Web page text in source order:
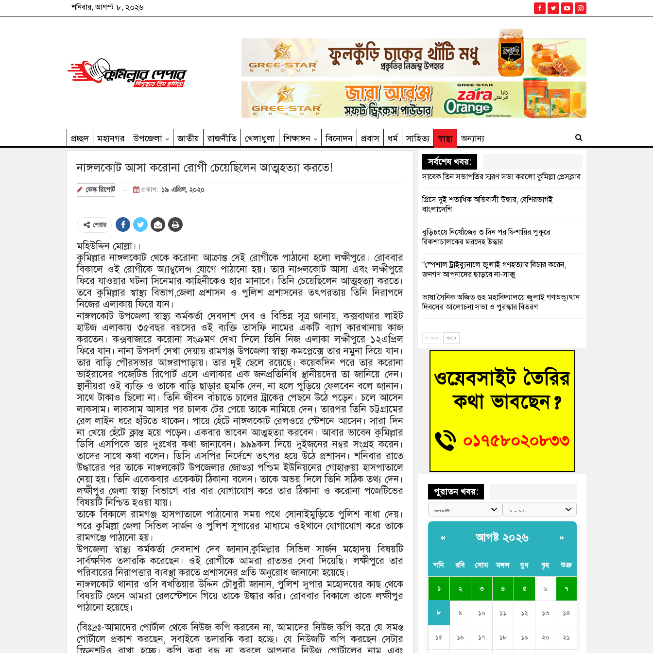
শনিবার, আগস্ট ৮, ২০২৬
প্রচ্ছদ মহানগর উপজেলা জাতীয় রাজনীতি খেলাধুলা শিক্ষাঙ্গন বিনোদন প্রবাস ধর্ম সাহিত‌্য স্বাস্থ্য
অন্যান্য
নাঙ্গলকোট আসা করোনা রোগী চেয়েছিলেন আত্মহত্যা করতে!
ডেস্ক রিপোর্ট প্রকাশ: ১৯ এপ্রিল, ২০২০
শেয়ার
মহিউদ্দিন মোল্লা।।
কুমিল্লার নাঙ্গলকোট থেকে করোনা আক্রান্ত সেই রোগীকে পাঠানো হলো লক্ষীপুরে। রোববার
বিকালে ওই রোগীকে অ্যাম্বুলেন্স যোগে পাঠানো হয়। তার নাঙ্গলকোট আসা এবং লক্ষীপুরে
ফিরে যাওয়ার ঘটনা সিনেমার কাহিনীকেও হার মানাবে। তিনি চেয়েছিলেন আত্মহত্যা করতে।
তবে কুমিল্লার স্বাস্থ্য বিভাগ,জেলা প্রশাসন ও পুলিশ প্রশাসনের তৎপরতায় তিনি নিরাপদে
নিজের এলাকায় ফিরে যান।
নাঙ্গলকোট উপজেলা স্বাস্থ্য কর্মকর্তা দেবদাশ দেব ও বিভিন্ন সূত্র জানায়, কক্সবাজার লাইট
হাউজ এলাকায় ৩৫বছর বয়সের ওই ব্যক্তি তাসফি নামের একটি ব্যাগ কারখানায় কাজ
করতেন। কক্সবাজারে করোনা সংক্রমণ দেখা দিলে তিনি নিজ এলাকা লক্ষীপুরে ১২এপ্রিল
ফিরে যান। নানা উপসর্গ দেখা দেয়ায় রামগঞ্জ উপজেলা স্বাস্থ্য কমপ্লেক্সে তার নমুনা দিয়ে যান।
তার বাড়ি পৌরসভার আঙ্গরাপাড়ায়। তার দুই ছেলে রয়েছে। কয়েকদিন পরে তার করোনা
ভাইরাসের পজেটিভ রিপোর্ট এলে এলাকার এক জনপ্রতিনিধি স্থানীয়দের তা জানিয়ে দেন।
স্থানীয়রা ওই ব্যক্তি ও তাকে বাড়ি ছাড়ার হুমকি দেন, না হলে পুড়িয়ে ফেলবেন বলে জানান।
সাথে টাকাও ছিলো না। তিনি জীবন বাঁচাতে চালের ট্রাকের পেছনে উঠে পড়েন। চলে আসেন
লাকসাম। লাকসাম আসার পর চালক টের পেয়ে তাকে নামিয়ে দেন। তারপর তিনি চট্টগ্রামের
রেল লাইন ধরে হাঁটতে থাকেন। পায়ে হেঁটে নাঙ্গলকোট রেলওয়ে স্টেশনে আসেন। সারা দিন
না খেয়ে হেঁটে ক্লান্ত হয়ে পড়েন। একবার ভাবেন আত্মহত্যা করবেন। আবার ভাবেন কুমিল্লার
ডিসি এসপিকে তার দুঃখের কথা জানাবেন। ৯৯৯কল দিয়ে দুইজনের নম্বর সংগ্রহ করেন।
তাদের সাথে কথা বলেন। ডিসি এসপির নির্দেশে তৎপর হয়ে উঠে প্রশাসন। শনিবার রাতে
উদ্ধারের পর তাকে নাঙ্গলকোট উপজেলার জোড্ডা পশ্চিম ইউনিয়নের গোহারুয়া হাসপাতালে
নেয়া হয়। তিনি একেকবার একেকটা ঠিকানা বলেন। তাকে অভয় দিলে তিনি সঠিক তথ্য দেন।
লক্ষীপুর জেলা স্বাস্থ্য বিভাগে বার বার যোগাযোগ করে তার ঠিকানা ও করোনা পজেটিভের
বিষয়টি নিশ্চিত হওয়া যায়।
তাকে বিকালে রামগঞ্জ হাসপাতালে পাঠানোর সময় পথে সোনাইমুড়িতে পুলিশ বাধা দেয়।
পরে কুমিল্লা জেলা সিভিল সার্জন ও পুলিশ সুপারের মাধ্যমে ওইখানে যোগাযোগ করে তাকে
রামগঞ্জে পাঠানো হয়।
উপজেলা স্বাস্থ্য কর্মকর্তা দেবদাশ দেব জানান,কুমিল্লার সিভিল সার্জন মহোদয় বিষয়টি
সার্বক্ষণিক তদারকি করেছেন। ওই রোগীকে আমরা রাতভর সেবা দিয়েছি। লক্ষীপুরে তার
পরিবারের নিরাপত্তার ব্যবস্থা করতে প্রশাসনের প্রতি অনুরোধ জানানো হয়েছে।
নাঙ্গলকোট থানার ওসি বখতিয়ার উদ্দিন চৌধুরী জানান, পুলিশ সুপার মহোদয়ের কাছ থেকে
বিষয়টি জেনে আমরা রেলস্টেশনে গিয়ে তাকে উদ্ধার করি। রোববার বিকালে তাকে লক্ষীপুর
পাঠানো হয়েছে।
(বিঃদ্রঃ-আমাদের পোর্টাল থেকে নিউজ কপি করবেন না, আমাদের নিউজ কপি করে যে সমস্ত
পোর্টালে প্রকাশ করছেন, সবাইকে তদারকি করা হচ্ছে। যে নিউজটি কপি করছেন সেটার
সর্বশেষ খবর:
সাবেক তিন সভাপতির স্মরণ সভা করলো কুমিল্লা প্রেসক্লাব
গ্রিসে দুই শতাধিক অভিবাসী উদ্ধার, বেশিরভাগই
বাংলাদেশি
বুড়িচংয়ে নিখোঁজের ৩ দিন পর ফিশারির পুকুরে
রিকশাচালকের মরদেহ উদ্ধার
“স্পেশাল ট্রাইব্যুনালে জুলাই গণহত্যার বিচার করেন,
জনগণ আপনাদের ছাড়বে না-সাক্কু
ভাষা সৈনিক অজিত গুহ মহাবিদ্যালয়ে জুলাই গণঅভ্যুত্থান
দিবসের আলোচনা সভা ও পুরস্কার বিতরণ
‘হাসিনাকে ফেরাতে তৎপরতা’ কুবিতে ১১ শিক্ষককে ঘিরে
ফ্যাক্ট-ফাইন্ডিং কমিটি গঠন
জুলাই গণঅভ্যুত্থান দিবসে কুমিল্লায় শ্রদ্ধা, র‍্যালি ও সংবর্ধনা
তনু হত্যা মামলায় গ্রেফতার সাবেক সেনা সদস্য হাফিজুর
আহত শিক্ষার্থীদের দেখতে গিয়ে মেডিকেলের ক্যান্টিনে
অবরুদ্ধ জবি শিক্ষক
আগে পরে
পুরাতন খবর:
« আগষ্ট ২০২৬ »
শনি রবি সোম মঙ্গল বুধ বৃহ শুক্র
১ ২ ৩ ৪ ৫ ৬ ৭
৮ ৯ ১০ ১১ ১২ ১৩ ১৪
১৫ ১৬ ১৭ ১৮ ১৯ ২০ ২১